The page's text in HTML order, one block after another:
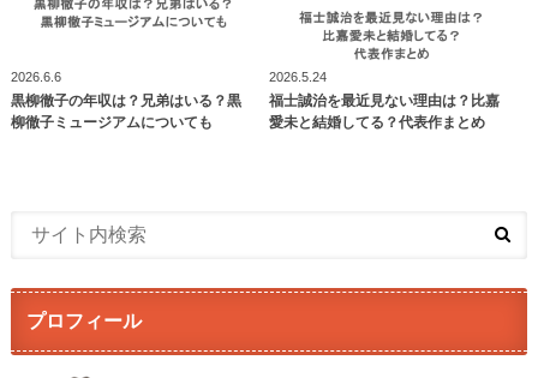
2026.6.6
黒柳徹子の年収は？兄弟はいる？黒
柳徹子ミュージアムについても
2026.5.24
福士誠治を最近見ない理由は？比嘉
愛未と結婚してる？代表作まとめ
プロフィール